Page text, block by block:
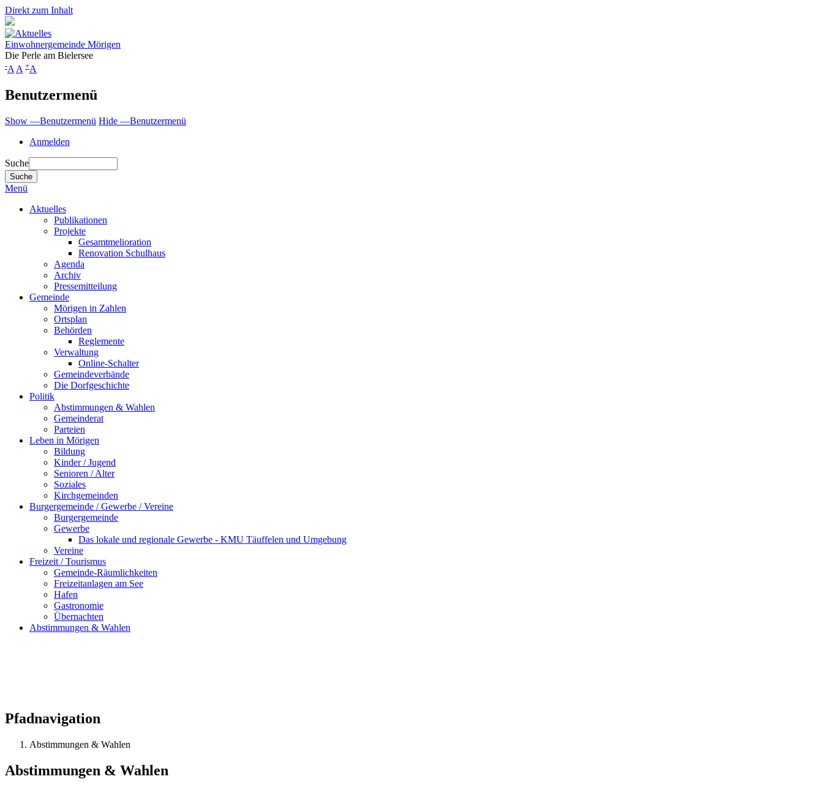
Direkt zum Inhalt
Einwohnergemeinde Mörigen
Die Perle am Bielersee
-A A +A
Benutzermenü
Show —Benutzermenü Hide —Benutzermenü
Anmelden
Suche
Menü
Aktuelles
Publikationen
Projekte
Gesamtmelioration
Renovation Schulhaus
Agenda
Archiv
Pressemitteilung
Gemeinde
Mörigen in Zahlen
Ortsplan
Behörden
Reglemente
Verwaltung
Online-Schalter
Gemeindeverbände
Die Dorfgeschichte
Politik
Abstimmungen & Wahlen
Gemeinderat
Parteien
Leben in Mörigen
Bildung
Kinder / Jugend
Senioren / Alter
Soziales
Kirchgemeinden
Burgergemeinde / Gewerbe / Vereine
Burgergemeinde
Gewerbe
Das lokale und regionale Gewerbe - KMU Täuffelen und Umgebung
Vereine
Freizeit / Tourismus
Gemeinde-Räumlichkeiten
Freizeitanlagen am See
Hafen
Gastronomie
Übernachten
Abstimmungen & Wahlen
Pfadnavigation
Abstimmungen & Wahlen
Abstimmungen & Wahlen